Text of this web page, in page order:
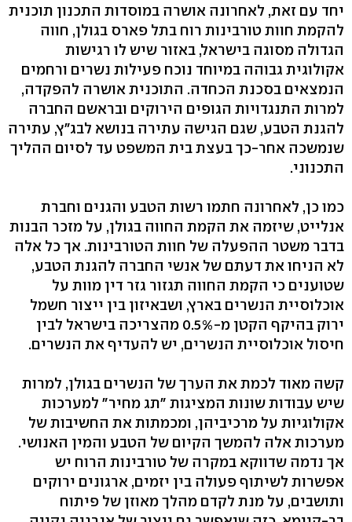
יחד עם זאת, לאחרונה אושרה במוסדות התכנון תוכנית
להקמת חוות טורבינות רוח בתל פארס בגולן, חווה
הגדולה מסוגה בישראל, באזור שיש לו רגישות
אקולוגית גבוהה במיוחד נוכח פעילות נשרים ורחמים
הנמצאים בסכנת הכחדה. התוכנית אושרה להפקדה,
למרות התנגדויות הגופים הירוקים ובראשם החברה
להגנת הטבע, שגם הגישה עתירה בנושא לבג"ץ, עתירה
שנמשכה אחר-כך בעצת בית המשפט עד לסיום ההליך
התכנוני.
כמו כן, לאחרונה חתמו רשות הטבע והגנים וחברת
אנלייט, שיזמה את הקמת החווה בגולן, על מזכר הבנות
בדבר משטר ההפעלה של חוות הטורבינות. אך כל אלה
לא הניחו את דעתם של אנשי החברה להגנת הטבע,
שטוענים כי הקמת החווה תגזור גזר דין מוות על
אוכלוסיית הנשרים בארץ, ושבאיזון בין ייצור חשמל
ירוק בהיקף הקטן מ-0.5% מהצריכה בישראל לבין
חיסול אוכלוסיית הנשרים, יש להעדיף את הנשרים.
קשה מאוד לכמת את הערך של הנשרים בגולן, למרות
שיש עבודות שונות המציגות "תג מחיר" למערכות
אקולוגיות על מרכיביהן, ומכמתות את החשיבות של
מערכות אלה להמשך הקיום של הטבע והמין האנושי.
אך נדמה שדווקא במקרה של טורבינות הרוח יש
אפשרות לשיתוף פעולה בין יזמים, ארגונים ירוקים
ותושבים, על מנת לקדם מהלך מאוזן של פיתוח